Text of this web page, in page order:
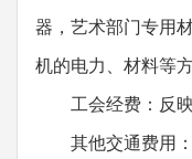
器，艺术部门专用
机的电力、材料等
工会经费：反
其他交通费用